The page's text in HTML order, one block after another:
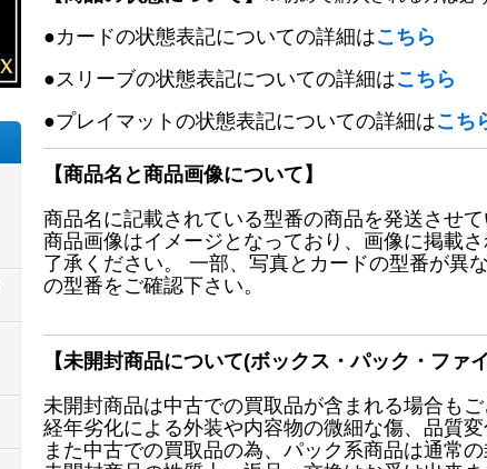
●カードの状態表記についての詳細はこちら
●スリーブの状態表記についての詳細はこちら
●プレイマットの状態表記についての詳細はこち
【商品名と商品画像について】
商品名に記載されている型番の商品を発送させて
商品画像はイメージとなっており、画像に掲載
了承ください。 一部、写真とカードの型番が異
の型番をご確認下さい。
【未開封商品について(ボックス・パック・ファ
未開封商品は中古での買取品が含まれる場合もご
経年劣化による外装や内容物の微細な傷、品質変
また中古での買取品の為、パック系商品は通常